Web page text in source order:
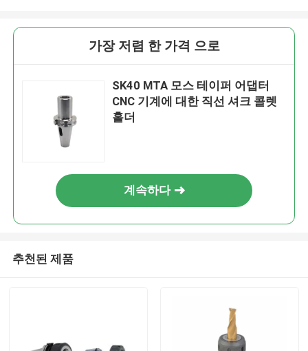
가장 저렴 한 가격 으로
SK40 MTA 모스 테이퍼 어댑터
CNC 기계에 대한 직선 셔크 콜렛
홀더
계속하다
추천된 제품